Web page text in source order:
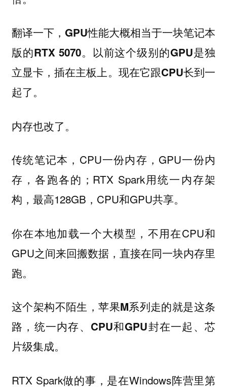
翻译一下，GPU性能大概相当于一块笔记本
版的RTX 5070。以前这个级别的GPU是独
立显卡，插在主板上。现在它跟CPU长到一
起了。
内存也改了。
传统笔记本，CPU一份内存，GPU一份内
存，各跑各的；RTX Spark用统一内存架
构，最高128GB，CPU和GPU共享。
你在本地加载一个大模型，不用在CPU和
GPU之间来回搬数据，直接在同一块内存里
跑。
这个架构不陌生，苹果M系列走的就是这条
路，统一内存、CPU和GPU封在一起、芯
片级集成。
RTX Spark做的事，是在Windows阵营里第